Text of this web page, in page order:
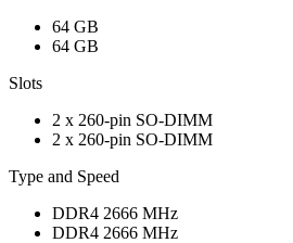
64 GB
64 GB
Slots
2 x 260-pin SO-DIMM
2 x 260-pin SO-DIMM
Type and Speed
DDR4 2666 MHz
DDR4 2666 MHz